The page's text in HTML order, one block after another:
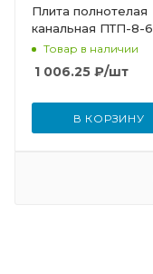
Плита полнотелая
канальная ПТП-8-6
Товар в наличии
1 006.25 ₽/шт
В КОРЗИНУ